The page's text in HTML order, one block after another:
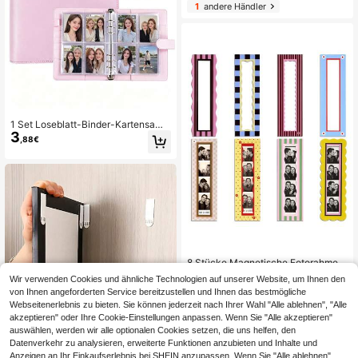
1 Set Loseblatt-Binder-Kartensam
mlung-Buch Fotoalbum Notizbuch,
A5 PU-Einband + 25 Stücke 4-Fac
m, Schreibwaren-Buch Fotokarten-
Aufbewahrungsalbum für Sammelk
arten-Organisation & Sammlung
3 ,88€
le Zubehör
1andere Händler
8 Stücke Magnetische Fotorahmen,
bunte Vintage-Stil vertikale Fotorah
men, geeignet für Kühlschrank, Küc
he und Heimdekoration
10,64€
Wir verwenden Cookies und ähnliche Technologien auf unserer Website, um Ihnen den
von Ihnen angeforderten Service bereitzustellen und Ihnen das bestmögliche
Webseitenerlebnis zu bieten. Sie können jederzeit nach Ihrer Wahl "Alle ablehnen", "Alle
akzeptieren" oder Ihre Cookie-Einstellungen anpassen. Wenn Sie "Alle akzeptieren"
auswählen, werden wir alle optionalen Cookies setzen, die uns helfen, den
Datenverkehr zu analysieren, erweiterte Funktionen anzubieten und Inhalte und
Anzeigen an Ihr Einkaufserlebnis bei SHEIN anzupassen. Wenn Sie "Alle ablehnen"